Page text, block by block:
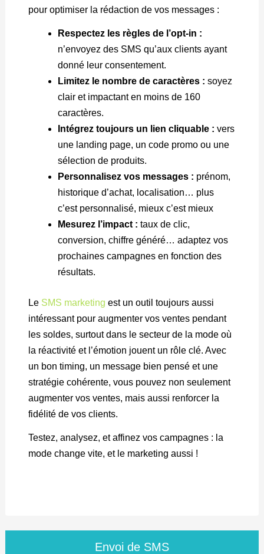
pour optimiser la rédaction de vos messages :
Respectez les règles de l’opt-in :
n’envoyez des SMS qu’aux clients ayant
donné leur consentement.
Limitez le nombre de caractères : soyez
clair et impactant en moins de 160
caractères.
Intégrez toujours un lien cliquable : vers
une landing page, un code promo ou une
sélection de produits.
Personnalisez vos messages : prénom,
historique d’achat, localisation… plus
c’est personnalisé, mieux c’est mieux
Mesurez l’impact : taux de clic,
conversion, chiffre généré… adaptez vos
prochaines campagnes en fonction des
résultats.
Le SMS marketing est un outil toujours aussi
intéressant pour augmenter vos ventes pendant
les soldes, surtout dans le secteur de la mode où
la réactivité et l’émotion jouent un rôle clé. Avec
un bon timing, un message bien pensé et une
stratégie cohérente, vous pouvez non seulement
augmenter vos ventes, mais aussi renforcer la
fidélité de vos clients.
Testez, analysez, et affinez vos campagnes : la
mode change vite, et le marketing aussi !
Envoi de SMS